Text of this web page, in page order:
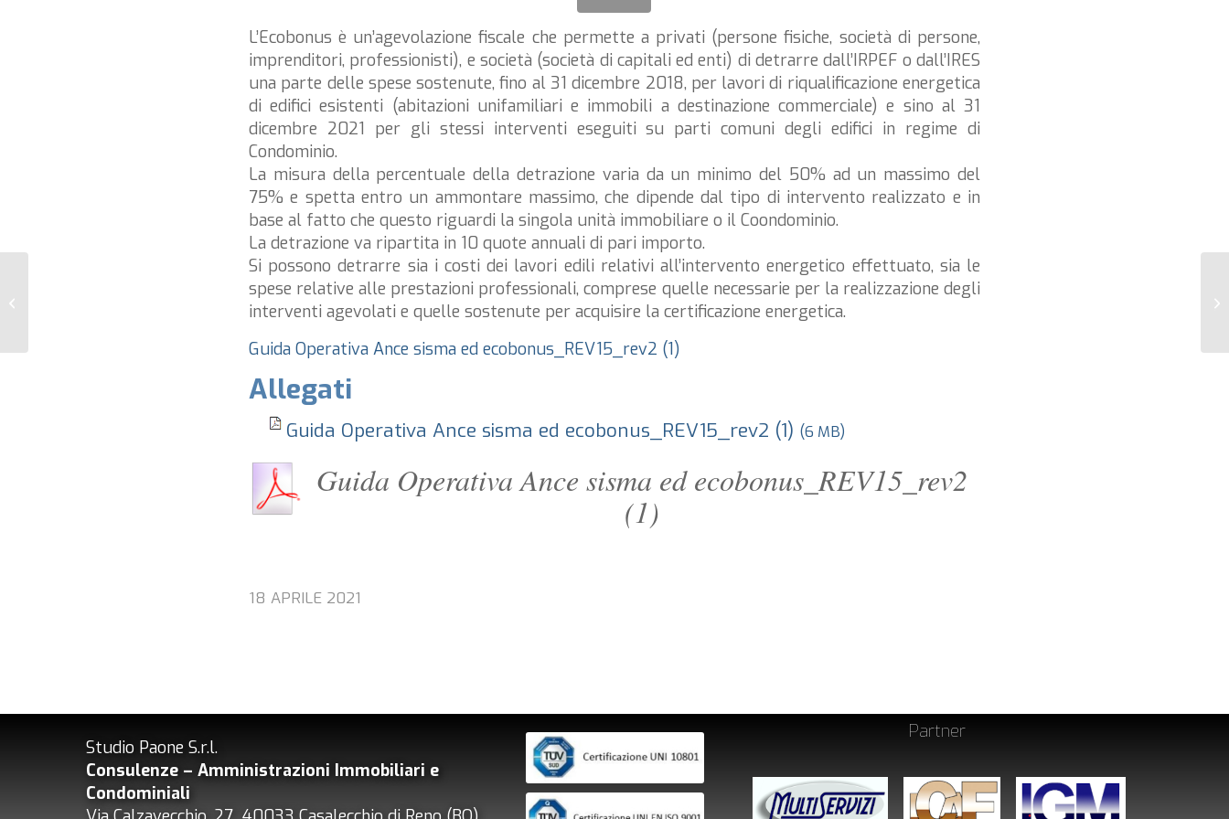
L’Ecobonus è un’agevolazione fiscale che permette a privati (persone fisiche, società di persone,
imprenditori, professionisti), e società (società di capitali ed enti) di detrarre dall’IRPEF o dall’IRES
una parte delle spese sostenute, fino al 31 dicembre 2018, per lavori di riqualificazione energetica
di edifici esistenti (abitazioni unifamiliari e immobili a destinazione commerciale) e sino al 31
dicembre 2021 per gli stessi interventi eseguiti su parti comuni degli edifici in regime di
Condominio.
La misura della percentuale della detrazione varia da un minimo del 50% ad un massimo del
75% e spetta entro un ammontare massimo, che dipende dal tipo di intervento realizzato e in
base al fatto che questo riguardi la singola unità immobiliare o il Coondominio.
La detrazione va ripartita in 10 quote annuali di pari importo.
Si possono detrarre sia i costi dei lavori edili relativi all’intervento energetico effettuato, sia le
spese relative alle prestazioni professionali, comprese quelle necessarie per la realizzazione degli
interventi agevolati e quelle sostenute per acquisire la certificazione energetica.
Guida Operativa Ance sisma ed ecobonus_REV15_rev2 (1)
Allegati
Guida Operativa Ance sisma ed ecobonus_REV15_rev2 (1) (6 MB)
Guida Operativa Ance sisma ed ecobonus_REV15_rev2
(1)
18 APRILE 2021
Studio Paone S.r.l.
Consulenze – Amministrazioni Immobiliari e
Condominiali
Partner